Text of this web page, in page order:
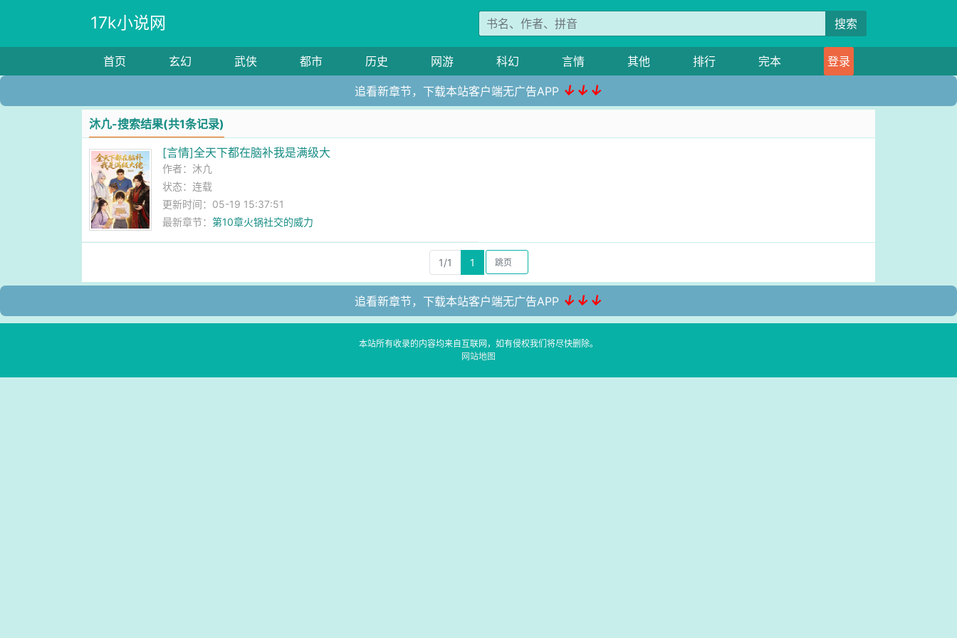
17k小说网 搜索
首页 玄幻 武侠 都市 历史 网游 科幻 言情 其他 排行 完本 登录
追看新章节，下载本站客户端无广告APP ↓↓↓
沐凣-搜索结果(共1条记录)
[言情]全天下都在脑补我是满级大
作者： 沐凣
状态：连载
更新时间：05-19 15:37:51
最新章节：第10章火锅社交的威力
1/1 1
追看新章节，下载本站客户端无广告APP ↓↓↓
本站所有收录的内容均来自互联网，如有侵权我们将尽快删除。
网站地图